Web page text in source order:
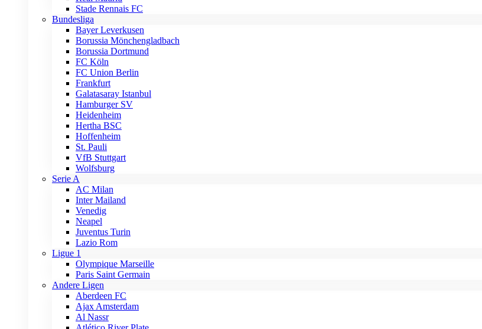
Stade Rennais FC
Bundesliga
Bayer Leverkusen
Borussia Mönchengladbach
Borussia Dortmund
FC Köln
FC Union Berlin
Frankfurt
Galatasaray Istanbul
Hamburger SV
Heidenheim
Hertha BSC
Hoffenheim
St. Pauli
VfB Stuttgart
Wolfsburg
Serie A
AC Milan
Inter Mailand
Venedig
Neapel
Juventus Turin
Lazio Rom
Ligue 1
Olympique Marseille
Paris Saint Germain
Andere Ligen
Aberdeen FC
Ajax Amsterdam
Al Nassr